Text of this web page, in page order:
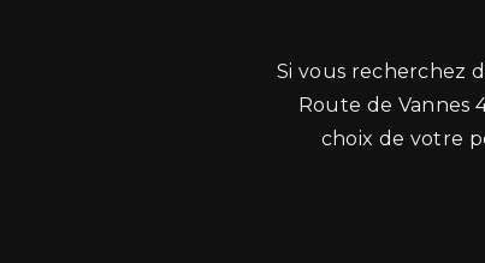
Si vous recherchez
Route de Vannes
choix de votre